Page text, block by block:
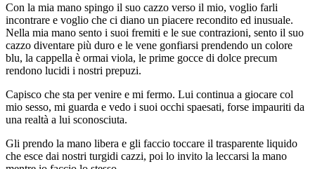
Con la mia mano spingo il suo cazzo verso il mio, voglio farli
incontrare e voglio che ci diano un piacere recondito ed inusuale.
Nella mia mano sento i suoi fremiti e le sue contrazioni, sento il suo
cazzo diventare più duro e le vene gonfiarsi prendendo un colore
blu, la cappella è ormai viola, le prime gocce di dolce precum
rendono lucidi i nostri prepuzi.
Capisco che sta per venire e mi fermo. Lui continua a giocare col
mio sesso, mi guarda e vedo i suoi occhi spaesati, forse impauriti da
una realtà a lui sconosciuta.
Gli prendo la mano libera e gli faccio toccare il trasparente liquido
che esce dai nostri turgidi cazzi, poi lo invito la leccarsi la mano